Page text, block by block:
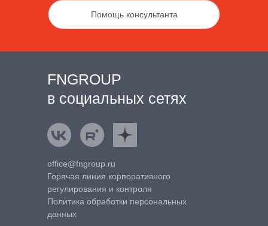
Помощь консультанта
FNGROUP
в социальных сетях
ВКонтактеRutube Яндекс.Дзен
office@fngroup.ru
Горячая линия корпоративного
регулирования и контроля
Политика обработки персональных
данных